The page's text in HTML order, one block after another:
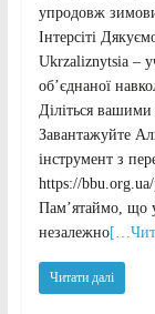
упродовж
Інтерсіті
Ukrzaliznytsia –
об’єднаної
Діліться
Завантажуйте
інструмент з
https://
Пам’ятаймо, що
незалежно
Читати далі